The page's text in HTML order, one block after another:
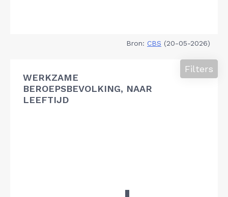
Bron: CBS (20-05-2026)
WERKZAME
BEROEPSBEVOLKING, NAAR
LEEFTIJD
Filters